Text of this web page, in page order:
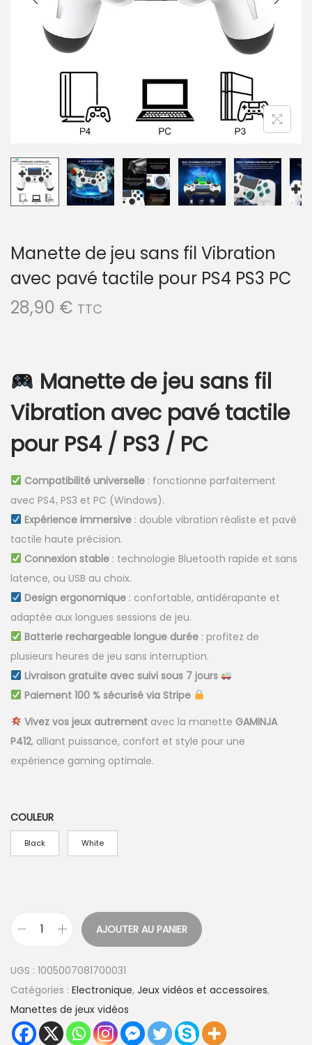
Manette de jeu sans fil Vibration
avec pavé tactile pour PS4 PS3 PC
28,90 € TTC
Manette de jeu sans fil
Vibration avec pavé tactile
pour PS4 / PS3 / PC
Compatibilité universelle: fonctionne parfaitement
avec PS4, PS3 et PC (Windows).
Expérience immersive: double vibration réaliste et pavé
tactile haute précision.
Connexion stable: technologie Bluetooth rapide et sans
latence, ou USB au choix.
Design ergonomique: confortable, antidérapante et
adaptée aux longues sessions de jeu.
Batterie rechargeable longue durée: profitez de
plusieurs heures de jeu sans interruption.
Livraison gratuite avec suivi sous 7 jours
Paiement 100 % sécurisé via Stripe
Vivez vos jeux autrementavec la manette GAMINJA
P412, alliant puissance, confort et style pour une
expérience gaming optimale.
COULEUR
Black White
a
n
t
AJOUTER AU PANIER
UGS : 1005007081700031
Catégories : Electronique, Jeux vidéos et accessoires,
Manettes de jeux vidéos